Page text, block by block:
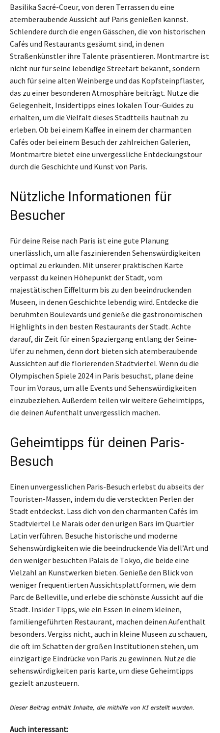
Basilika Sacré-Coeur, von deren Terrassen du eine
atemberaubende Aussicht auf Paris genießen kannst.
Schlendere durch die engen Gässchen, die von historischen
Cafés und Restaurants gesäumt sind, in denen
Straßenkünstler ihre Talente präsentieren. Montmartre ist
nicht nur für seine lebendige Streetart bekannt, sondern
auch für seine alten Weinberge und das Kopfsteinpflaster,
das zu einer besonderen Atmosphäre beiträgt. Nutze die
Gelegenheit, Insidertipps eines lokalen Tour-Guides zu
erhalten, um die Vielfalt dieses Stadtteils hautnah zu
erleben. Ob bei einem Kaffee in einem der charmanten
Cafés oder bei einem Besuch der zahlreichen Galerien,
Montmartre bietet eine unvergessliche Entdeckungstour
durch die Geschichte und Kunst von Paris.
Nützliche Informationen für
Besucher
Für deine Reise nach Paris ist eine gute Planung
unerlässlich, um alle faszinierenden Sehenswürdigkeiten
optimal zu erkunden. Mit unserer praktischen Karte
verpasst du keinen Höhepunkt der Stadt, vom
majestätischen Eiffelturm bis zu den beeindruckenden
Museen, in denen Geschichte lebendig wird. Entdecke die
berühmten Boulevards und genieße die gastronomischen
Highlights in den besten Restaurants der Stadt. Achte
darauf, dir Zeit für einen Spaziergang entlang der Seine-
Ufer zu nehmen, denn dort bieten sich atemberaubende
Aussichten auf die florierenden Stadtviertel. Wenn du die
Olympischen Spiele 2024 in Paris besuchst, plane deine
Tour im Voraus, um alle Events und Sehenswürdigkeiten
einzubeziehen. Außerdem teilen wir weitere Geheimtipps,
die deinen Aufenthalt unvergesslich machen.
Geheimtipps für deinen Paris-
Besuch
Einen unvergesslichen Paris-Besuch erlebst du abseits der
Touristen-Massen, indem du die versteckten Perlen der
Stadt entdeckst. Lass dich von den charmanten Cafés im
Stadtviertel Le Marais oder den urigen Bars im Quartier
Latin verführen. Besuche historische und moderne
Sehenswürdigkeiten wie die beeindruckende Via dell’Art und
den weniger besuchten Palais de Tokyo, die beide eine
Vielzahl an Kunstwerken bieten. Genieße den Blick von
weniger frequentierten Aussichtsplattformen, wie dem
Parc de Belleville, und erlebe die schönste Aussicht auf die
Stadt. Insider Tipps, wie ein Essen in einem kleinen,
familiengeführten Restaurant, machen deinen Aufenthalt
besonders. Vergiss nicht, auch in kleine Museen zu schauen,
die oft im Schatten der großen Institutionen stehen, um
einzigartige Eindrücke von Paris zu gewinnen. Nutze die
sehenswürdigkeiten paris karte, um diese Geheimtipps
gezielt anzusteuern.
Auch interessant: